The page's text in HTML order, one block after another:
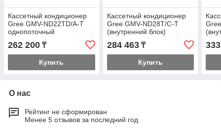
Кассетный кондиционер
Gree GMV-ND22TD/A-T
однопоточный
(внутренний блок)
262 200 ₸
Купить
Кассетный кондиционер
Gree GMV-ND28T/C-T
(внутренний блок)
284 463₸
Купить
О нас
Рейтинг не сформирован
Менее 5 отзывов за последний год